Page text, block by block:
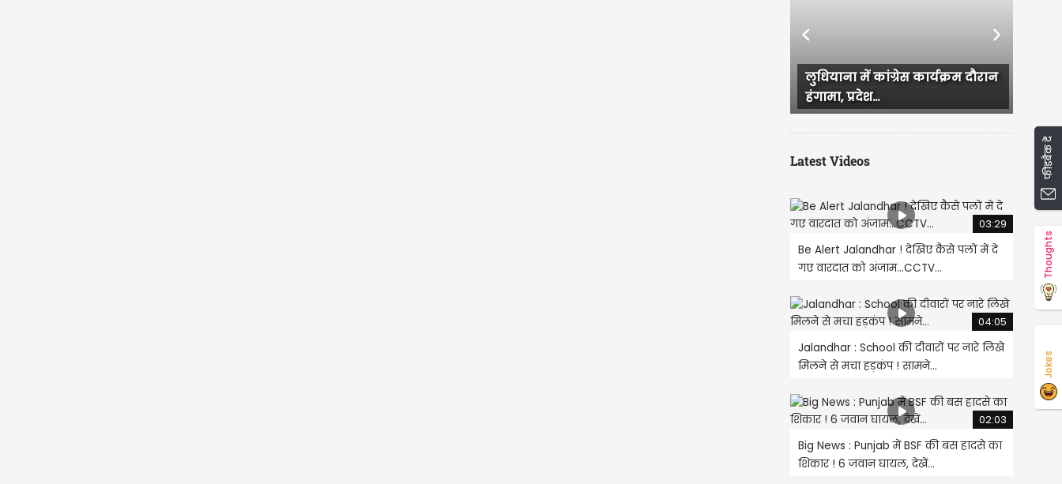
लुधियाना में कांग्रेस कार्यक्रम दौरान
हंगामा, प्रदेश...
Previous Next
Latest Videos
03:29
Be Alert Jalandhar ! देखिए कैसे पलों में दे
गए वारदात को अंजाम...CCTV...
04:05
Jalandhar : School की दीवारों पर नारे लिखे
मिलने से मचा हड़कंप ! सामने...
02:03
Big News : Punjab में BSF की बस हादसे का
शिकार ! 6 जवान घायल, देखें...
फीडबैक दें
Thoughts
Jokes